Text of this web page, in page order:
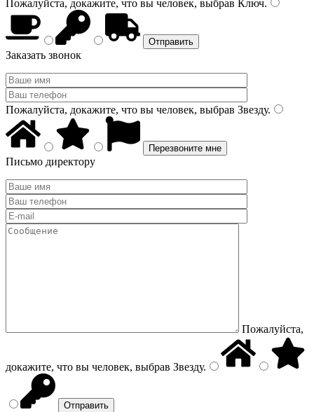
Пожалуйста, докажите, что вы человек, выбрав Ключ.
Заказать звонок
Пожалуйста, докажите, что вы человек, выбрав Звезду.
Письмо директору
Пожалуйста,
докажите, что вы человек, выбрав Звезду.